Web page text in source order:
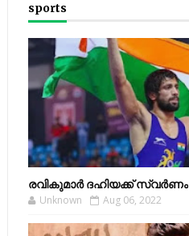
sports
രവികുമാര്‍ ദഹിയക്ക് സ്വര്‍ണം
Unknown Aug 06, 2022